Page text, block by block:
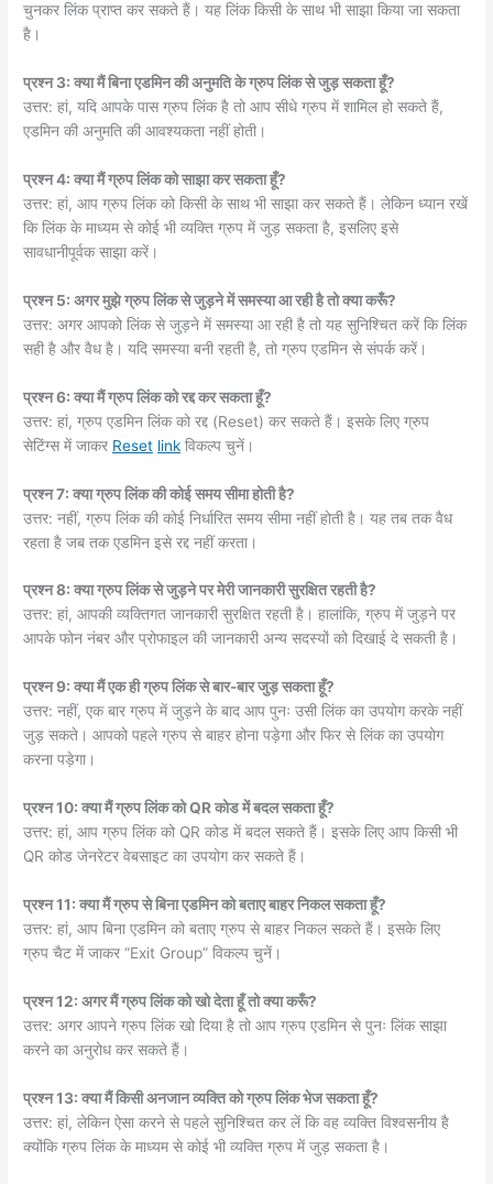
चुनकर लिंक प्राप्त कर सकते हैं। यह लिंक किसी के साथ भी साझा किया जा सकता
है।
प्रश्न 3: क्या मैं बिना एडमिन की अनुमति के ग्रुप लिंक से जुड़ सकता हूँ?
उत्तर: हां, यदि आपके पास ग्रुप लिंक है तो आप सीधे ग्रुप में शामिल हो सकते हैं,
एडमिन की अनुमति की आवश्यकता नहीं होती।
प्रश्न 4: क्या मैं ग्रुप लिंक को साझा कर सकता हूँ?
उत्तर: हां, आप ग्रुप लिंक को किसी के साथ भी साझा कर सकते हैं। लेकिन ध्यान रखें
कि लिंक के माध्यम से कोई भी व्यक्ति ग्रुप में जुड़ सकता है, इसलिए इसे
सावधानीपूर्वक साझा करें।
प्रश्न 5: अगर मुझे ग्रुप लिंक से जुड़ने में समस्या आ रही है तो क्या करूँ?
उत्तर: अगर आपको लिंक से जुड़ने में समस्या आ रही है तो यह सुनिश्चित करें कि लिंक
सही है और वैध है। यदि समस्या बनी रहती है, तो ग्रुप एडमिन से संपर्क करें।
प्रश्न 6: क्या मैं ग्रुप लिंक को रद्द कर सकता हूँ?
उत्तर: हां, ग्रुप एडमिन लिंक को रद्द (Reset) कर सकते हैं। इसके लिए ग्रुप
सेटिंग्स में जाकर Reset link विकल्प चुनें।
प्रश्न 7: क्या ग्रुप लिंक की कोई समय सीमा होती है?
उत्तर: नहीं, ग्रुप लिंक की कोई निर्धारित समय सीमा नहीं होती है। यह तब तक वैध
रहता है जब तक एडमिन इसे रद्द नहीं करता।
प्रश्न 8: क्या ग्रुप लिंक से जुड़ने पर मेरी जानकारी सुरक्षित रहती है?
उत्तर: हां, आपकी व्यक्तिगत जानकारी सुरक्षित रहती है। हालांकि, ग्रुप में जुड़ने पर
आपके फोन नंबर और प्रोफाइल की जानकारी अन्य सदस्यों को दिखाई दे सकती है।
प्रश्न 9: क्या मैं एक ही ग्रुप लिंक से बार-बार जुड़ सकता हूँ?
उत्तर: नहीं, एक बार ग्रुप में जुड़ने के बाद आप पुनः उसी लिंक का उपयोग करके नहीं
जुड़ सकते। आपको पहले ग्रुप से बाहर होना पड़ेगा और फिर से लिंक का उपयोग
करना पड़ेगा।
प्रश्न 10: क्या मैं ग्रुप लिंक को QR कोड में बदल सकता हूँ?
उत्तर: हां, आप ग्रुप लिंक को QR कोड में बदल सकते हैं। इसके लिए आप किसी भी
QR कोड जेनरेटर वेबसाइट का उपयोग कर सकते हैं।
प्रश्न 11: क्या मैं ग्रुप से बिना एडमिन को बताए बाहर निकल सकता हूँ?
उत्तर: हां, आप बिना एडमिन को बताए ग्रुप से बाहर निकल सकते हैं। इसके लिए
ग्रुप चैट में जाकर “Exit Group” विकल्प चुनें।
प्रश्न 12: अगर मैं ग्रुप लिंक को खो देता हूँ तो क्या करूँ?
उत्तर: अगर आपने ग्रुप लिंक खो दिया है तो आप ग्रुप एडमिन से पुनः लिंक साझा
करने का अनुरोध कर सकते हैं।
प्रश्न 13: क्या मैं किसी अनजान व्यक्ति को ग्रुप लिंक भेज सकता हूँ?
उत्तर: हां, लेकिन ऐसा करने से पहले सुनिश्चित कर लें कि वह व्यक्ति विश्वसनीय है
क्योंकि ग्रुप लिंक के माध्यम से कोई भी व्यक्ति ग्रुप में जुड़ सकता है।